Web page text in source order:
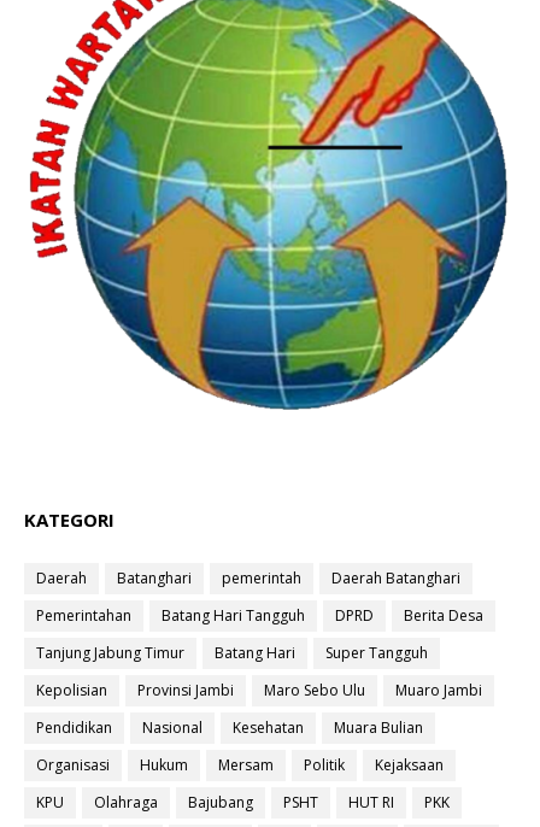
KATEGORI
Daerah Batanghari pemerintah
Daerah Batanghari
Pemerintahan
Batang Hari Tangguh DPRD
Berita Desa
Tanjung Jabung Timur
Batang Hari
Super Tangguh
Kepolisian
Provinsi Jambi Maro Sebo Ulu
Muaro Jambi
Pendidikan
Nasional Kesehatan
Muara Bulian
Organisasi
Hukum Mersam Politik
Kejaksaan
KPU
Olahraga Bajubang PSHT HUT RI
PKK